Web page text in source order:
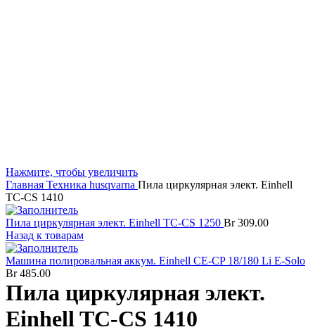
Нажмите, чтобы увеличить
Главная Техника husqvarna Пила циркулярная элект. Einhell
TC-CS 1410
Пила циркулярная элект. Einhell TC-CS 1250 Br309.00
Назад к товарам
Машина полировальная аккум. Einhell CE-CP 18/180 Li E-Solo
Br485.00
Пила циркулярная элект.
Einhell TC-CS 1410